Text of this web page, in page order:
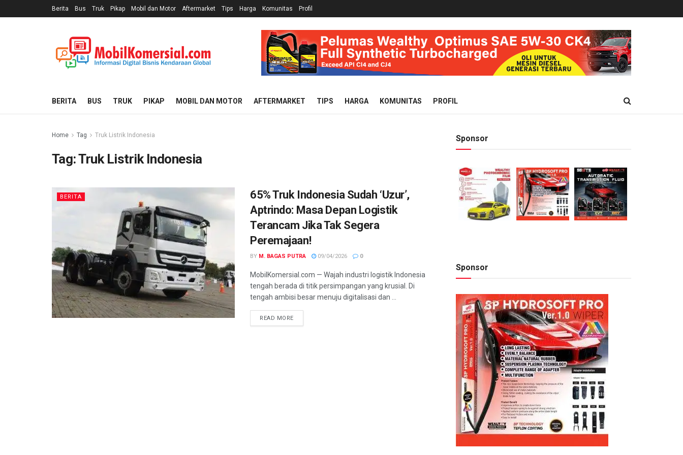
Berita Bus Truk Pikap Mobil dan Motor Aftermarket Tips Harga Komunitas Profil
BERITA BUS TRUK PIKAP MOBIL DAN MOTOR AFTERMARKET TIPS HARGA KOMUNITAS PROFIL
Home Tag Truk Listrik Indonesia
Tag:Truk Listrik Indonesia
BERITA
65% Truk Indonesia Sudah ‘Uzur’,
Aptrindo: Masa Depan Logistik
Terancam Jika Tak Segera
Peremajaan!
BY M. BAGAS PUTRA 09/04/2026 0
MobilKomersial.com — Wajah industri logistik Indonesia
tengah berada di titik persimpangan yang krusial. Di
tengah ambisi besar menuju digitalisasi dan ...
READ MORE
Sponsor
Sponsor